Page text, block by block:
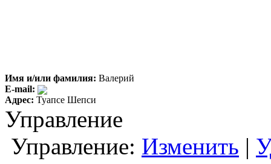
Имя и/или фамилия: Валерий
E-mail:
Адрес: Туапсе Шепси
Управление
Управление: Изменить |